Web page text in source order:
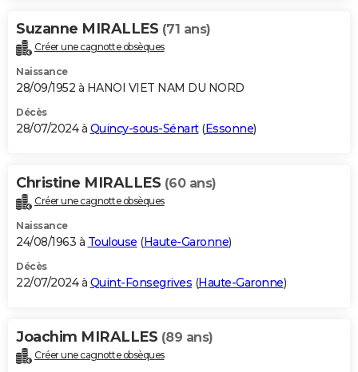
Suzanne MIRALLES (71 ans)
Créer une cagnotte obsèques
Naissance
28/09/1952 à HANOI VIET NAM DU NORD
Décès
28/07/2024 à Quincy-sous-Sénart(Essonne)
Christine MIRALLES (60 ans)
Créer une cagnotte obsèques
Naissance
24/08/1963 à Toulouse (Haute-Garonne)
Décès
22/07/2024 à Quint-Fonsegrives (Haute-Garonne)
Joachim MIRALLES (89 ans)
Créer une cagnotte obsèques